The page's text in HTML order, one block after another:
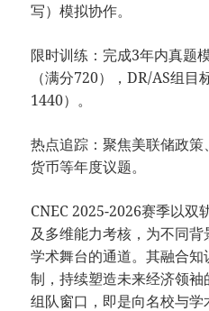
写）模拟协作。
限时训练：完成3年内真题
（满分720），DR/AS组目
1440）。
热点追踪：聚焦美联储政
货币等年度议题。​
CNEC 2025-2026赛季以双
及多维能力考核，为不同
学术舞台的通道。其融合
制，持续塑造未来经济领
组队窗口，即是向名校与学